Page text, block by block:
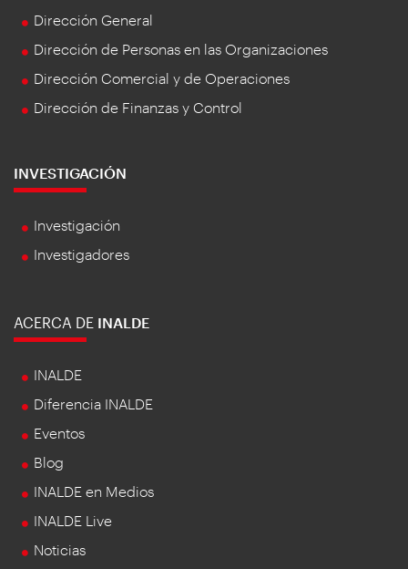
Dirección General
Dirección de Personas en las Organizaciones
Dirección Comercial y de Operaciones
Dirección de Finanzas y Control
INVESTIGACIÓN
Investigación
Investigadores
ACERCA DE INALDE
INALDE
Diferencia INALDE
Eventos
Blog
INALDE en Medios
INALDE Live
Noticias